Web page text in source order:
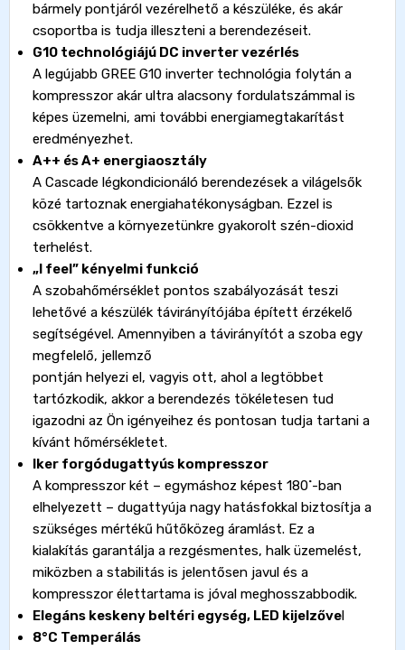
bármely pontjáról vezérelhető a készüléke, és akár
csoportba is tudja illeszteni a berendezéseit.
G10 technológiájú DC inverter vezérlés
A legújabb GREE G10 inverter technológia folytán a
kompresszor akár ultra alacsony fordulatszámmal is
képes üzemelni, ami további energiamegtakarítást
eredményezhet.
A++ és A+ energiaosztály
A Cascade légkondicionáló berendezések a világelsők
közé tartoznak energiahatékonyságban. Ezzel is
csökkentve a környezetünkre gyakorolt szén-dioxid
terhelést.
„I feel” kényelmi funkció
A szobahőmérséklet pontos szabályozását teszi
lehetővé a készülék távirányítójába épített érzékelő
segítségével. Amennyiben a távirányítót a szoba egy
megfelelő, jellemző
pontján helyezi el, vagyis ott, ahol a legtöbbet
tartózkodik, akkor a berendezés tökéletesen tud
igazodni az Ön igényeihez és pontosan tudja tartani a
kívánt hőmérsékletet.
Iker forgódugattyús kompresszor
A kompresszor két – egymáshoz képest 180˚-ban
elhelyezett – dugattyúja nagy hatásfokkal biztosítja a
szükséges mértékű hűtőközeg áramlást. Ez a
kialakítás garantálja a rezgésmentes, halk üzemelést,
miközben a stabilitás is jelentősen javul és a
kompresszor élettartama is jóval meghosszabbodik.
Elegáns keskeny beltéri egység, LED kijelzővel
8°C Temperálás